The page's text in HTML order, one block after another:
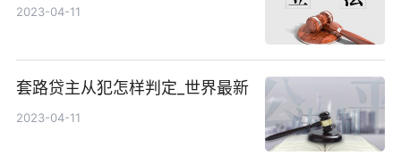
2023-04-11
套路贷主从犯怎样判定_世界最新
2023-04-11